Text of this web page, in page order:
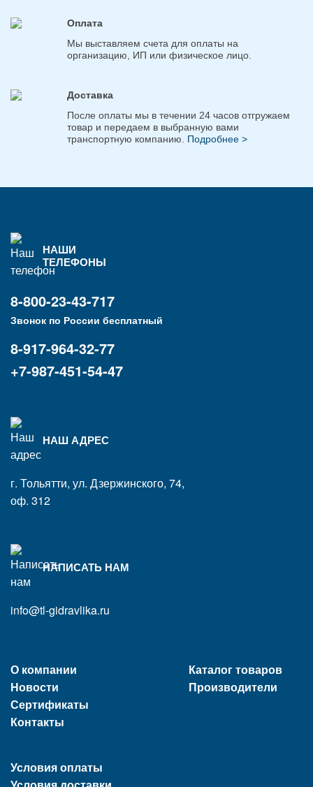
Оплата
Мы выставляем счета для оплаты на
организацию, ИП или физическое лицо.
Доставка
После оплаты мы в течении 24 часов отгружаем
товар и передаем в выбранную вами
транспортную компанию. Подробнее >
НАШИ
ТЕЛЕФОНЫ
8-800-23-43-717
Звонок по России бесплатный
8-917-964-32-77
+7-987-451-54-47
НАШ АДРЕС
г. Тольятти, ул. Дзержинского, 74,
оф. 312
НАПИСАТЬ НАМ
info@tl-gidravlika.ru
О компании
Новости
Сертификаты
Контакты
Условия оплаты
Каталог товаров
Производители